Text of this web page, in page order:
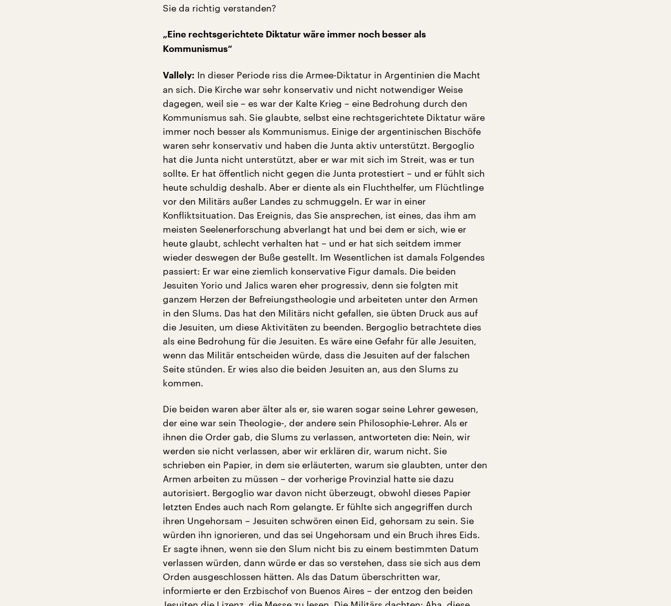
Sie da richtig verstanden?
„Eine rechtsgerichtete Diktatur wäre immer noch besser als
Kommunismus“
Vallely: In dieser Periode riss die Armee-Diktatur in Argentinien die Macht
an sich. Die Kirche war sehr konservativ und nicht notwendiger Weise
dagegen, weil sie – es war der Kalte Krieg – eine Bedrohung durch den
Kommunismus sah. Sie glaubte, selbst eine rechtsgerichtete Diktatur wäre
immer noch besser als Kommunismus. Einige der argentinischen Bischöfe
waren sehr konservativ und haben die Junta aktiv unterstützt. Bergoglio
hat die Junta nicht unterstützt, aber er war mit sich im Streit, was er tun
sollte. Er hat öffentlich nicht gegen die Junta protestiert – und er fühlt sich
heute schuldig deshalb. Aber er diente als ein Fluchthelfer, um Flüchtlinge
vor den Militärs außer Landes zu schmuggeln. Er war in einer
Konfliktsituation. Das Ereignis, das Sie ansprechen, ist eines, das ihm am
meisten Seelenerforschung abverlangt hat und bei dem er sich, wie er
heute glaubt, schlecht verhalten hat – und er hat sich seitdem immer
wieder deswegen der Buße gestellt. Im Wesentlichen ist damals Folgendes
passiert: Er war eine ziemlich konservative Figur damals. Die beiden
Jesuiten Yorio und Jalics waren eher progressiv, denn sie folgten mit
ganzem Herzen der Befreiungstheologie und arbeiteten unter den Armen
in den Slums. Das hat den Militärs nicht gefallen, sie übten Druck aus auf
die Jesuiten, um diese Aktivitäten zu beenden. Bergoglio betrachtete dies
als eine Bedrohung für die Jesuiten. Es wäre eine Gefahr für alle Jesuiten,
wenn das Militär entscheiden würde, dass die Jesuiten auf der falschen
Seite stünden. Er wies also die beiden Jesuiten an, aus den Slums zu
kommen.
Die beiden waren aber älter als er, sie waren sogar seine Lehrer gewesen,
der eine war sein Theologie-, der andere sein Philosophie-Lehrer. Als er
ihnen die Order gab, die Slums zu verlassen, antworteten die: Nein, wir
werden sie nicht verlassen, aber wir erklären dir, warum nicht. Sie
schrieben ein Papier, in dem sie erläuterten, warum sie glaubten, unter den
Armen arbeiten zu müssen – der vorherige Provinzial hatte sie dazu
autorisiert. Bergoglio war davon nicht überzeugt, obwohl dieses Papier
letzten Endes auch nach Rom gelangte. Er fühlte sich angegriffen durch
ihren Ungehorsam – Jesuiten schwören einen Eid, gehorsam zu sein. Sie
würden ihn ignorieren, und das sei Ungehorsam und ein Bruch ihres Eids.
Er sagte ihnen, wenn sie den Slum nicht bis zu einem bestimmten Datum
verlassen würden, dann würde er das so verstehen, dass sie sich aus dem
Orden ausgeschlossen hätten. Als das Datum überschritten war,
informierte er den Erzbischof von Buenos Aires – der entzog den beiden